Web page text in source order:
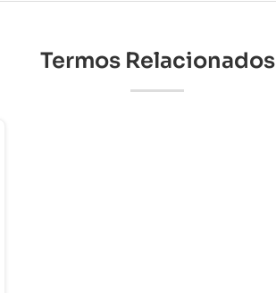
Termos Relacionados